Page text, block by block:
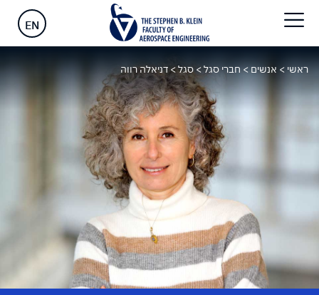
EN
ראשי > אנשים>חברי סגל> סגל>דניאלה רווה